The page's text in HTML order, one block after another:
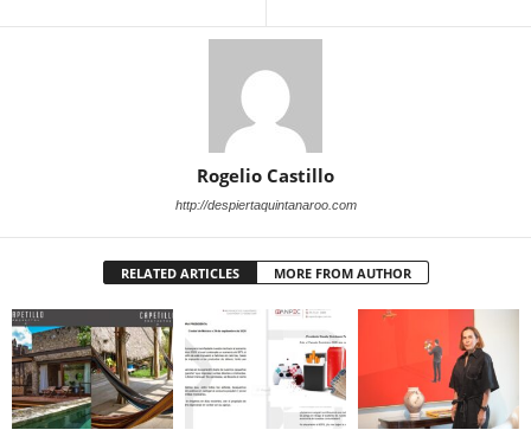
Rogelio Castillo
http://despiertaquintanaroo.com
RELATED ARTICLES MORE FROM AUTHOR